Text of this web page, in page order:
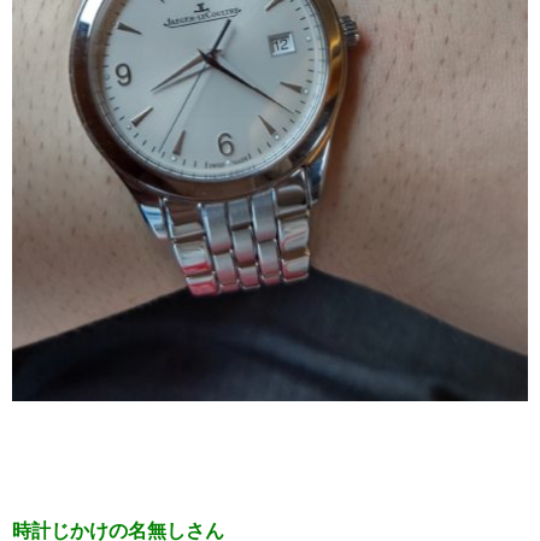
時計じかけの名無しさん